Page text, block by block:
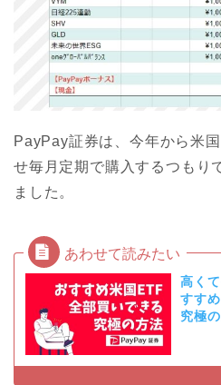
PayPay証券は、今年から米
せ毎月定期で購入するつもり
ました。
高く
すす
究極